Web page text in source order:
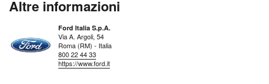
Altre informazioni
Ford Italia S.p.A.
Via A. Argoli, 54
Roma (RM) - Italia
800 22 44 33
https://www.ford.it